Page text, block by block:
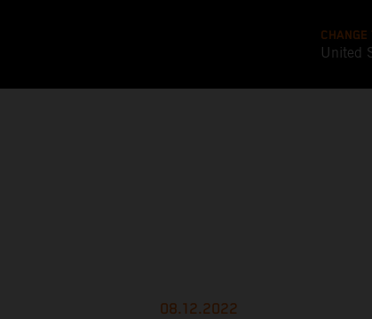
CHANGE
United
08.12.2022